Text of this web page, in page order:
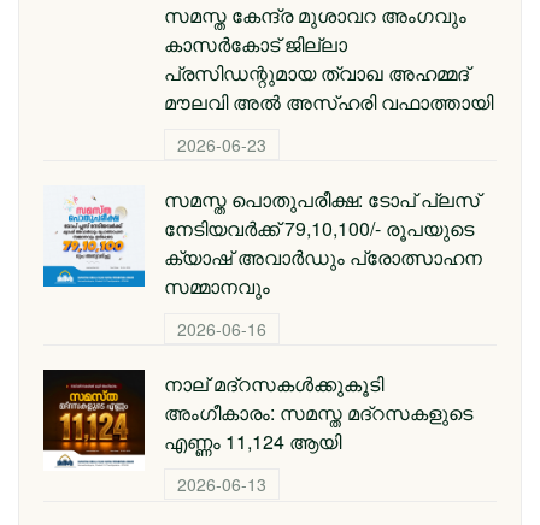
സമസ്ത കേന്ദ്ര മുശാവറ അംഗവും
കാസര്‍കോട് ജില്ലാ
പ്രസിഡന്റുമായ ത്വാഖ അഹമ്മദ്
മൗലവി അല്‍ അസ്ഹരി വഫാത്തായി
2026-06-23
സമസ്ത പൊതുപരീക്ഷ: ടോപ് പ്ലസ്
നേടിയവര്‍ക്ക് 79,10,100/- രൂപയുടെ
ക്യാഷ് അവാര്‍ഡും പ്രോത്സാഹന
സമ്മാനവും
2026-06-16
നാല് മദ്‌റസകൾക്കുകൂടി
അംഗീകാരം: സമസ്ത മദ്‌റസകളുടെ
എണ്ണം 11,124 ആയി
2026-06-13